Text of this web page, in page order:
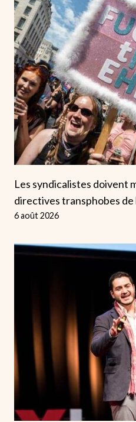
Les syndicalistes doivent
directives transphobes de
6 août 2026